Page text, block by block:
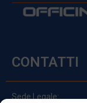
CONTATTI
Sede Legale: